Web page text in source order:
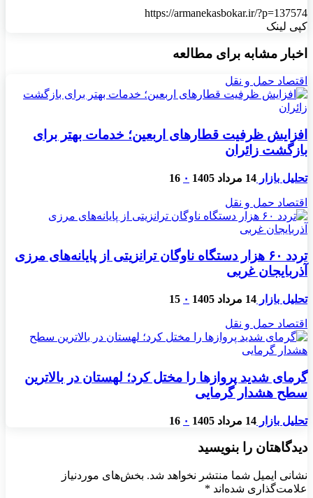
https://armanekasbokar.ir/?p=137574
کپی لینک
اخبار مشابه برای مطالعه
اقتصاد حمل و نقل
افزایش ظرفیت قطارهای اربعین؛ خدمات بهتر برای
بازگشت زائران
تحلیل بازار 14 مرداد 1405 ۰ 16
اقتصاد حمل و نقل
تردد ۶۰ هزار دستگاه ناوگان ترانزیتی از پایانه‌های مرزی
آذربایجان ‌غربی
تحلیل بازار 14 مرداد 1405 ۰ 15
اقتصاد حمل و نقل
گرمای شدید پروازها را مختل کرد؛ لهستان در بالاترین
سطح هشدار گرمایی
تحلیل بازار 14 مرداد 1405 ۰ 16
دیدگاهتان را بنویسید
نشانی ایمیل شما منتشر نخواهد شد. بخش‌های موردنیاز
علامت‌گذاری شده‌اند *